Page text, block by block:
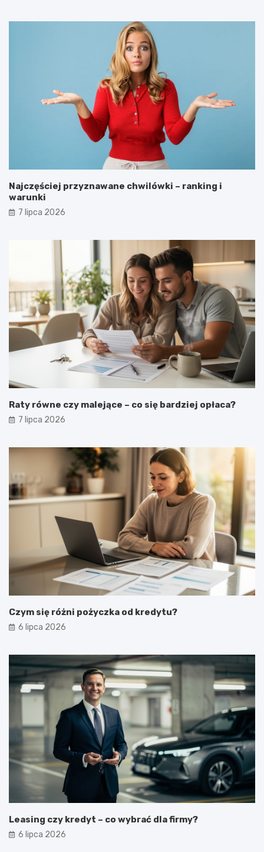
Najczęściej przyznawane chwilówki – ranking i
warunki
7 lipca 2026
Raty równe czy malejące – co się bardziej opłaca?
7 lipca 2026
Czym się różni pożyczka od kredytu?
6 lipca 2026
Leasing czy kredyt – co wybrać dla firmy?
6 lipca 2026